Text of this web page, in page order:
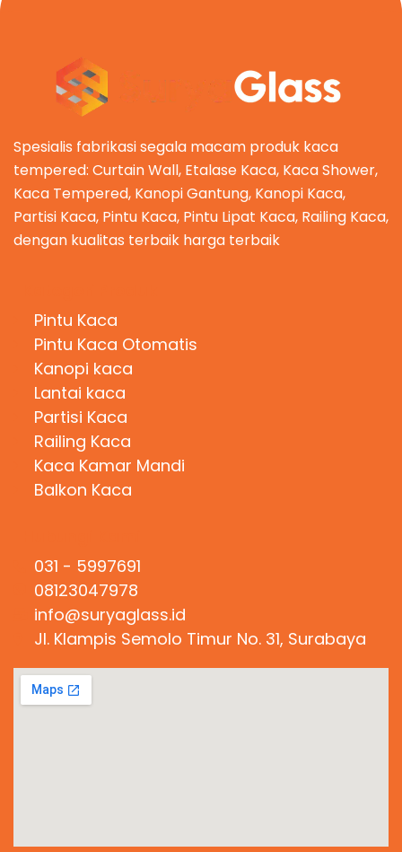
Spesialis fabrikasi segala macam produk kaca
tempered: Curtain Wall, Etalase Kaca, Kaca Shower,
Kaca Tempered, Kanopi Gantung, Kanopi Kaca,
Partisi Kaca, Pintu Kaca, Pintu Lipat Kaca, Railing Kaca,
dengan kualitas terbaik harga terbaik
Pintu Kaca
Pintu Kaca Otomatis
Kanopi kaca
Lantai kaca
Partisi Kaca
Railing Kaca
Kaca Kamar Mandi
Balkon Kaca
031 - 5997691
08123047978
info@suryaglass.id
Jl. Klampis Semolo Timur No. 31, Surabaya